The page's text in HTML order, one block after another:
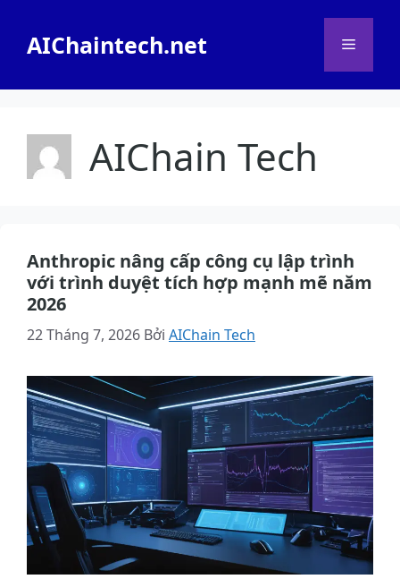
AIChaintech.net Menu
AIChain Tech
Anthropic nâng cấp công cụ lập trình
với trình duyệt tích hợp mạnh mẽ năm
2026
22 Tháng 7, 2026 Bởi AIChain Tech